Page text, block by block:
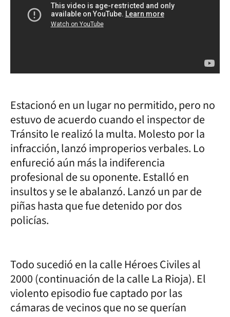
Estacionó en un lugar no permitido, pero no
estuvo de acuerdo cuando el inspector de
Tránsito le realizó la multa. Molesto por la
infracción, lanzó improperios verbales. Lo
enfureció aún más la indiferencia
profesional de su oponente. Estalló en
insultos y se le abalanzó. Lanzó un par de
piñas hasta que fue detenido por dos
policías.
Todo sucedió en la calle Héroes Civiles al
2000 (continuación de la calle La Rioja). El
violento episodio fue captado por las
cámaras de vecinos que no se querían